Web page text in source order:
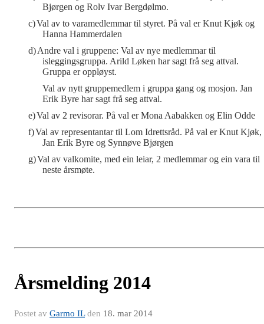
Bjørgen og Rolv Ivar Bergdølmo.
c)Val av to varamedlemmar til styret. På val er Knut Kjøk og
Hanna Hammerdalen
d)Andre val i gruppene: Val av nye medlemmar til
isleggingsgruppa. Arild Løken har sagt frå seg attval.
Gruppa er oppløyst.
Val av nytt gruppemedlem i gruppa gang og mosjon. Jan
Erik Byre har sagt frå seg attval.
e)Val av 2 revisorar. På val er Mona Aabakken og Elin Odde
f)Val av representantar til Lom Idrettsråd. På val er Knut Kjøk,
Jan Erik Byre og Synnøve Bjørgen
g)Val av valkomite, med ein leiar, 2 medlemmar og ein vara til
neste årsmøte.
Årsmelding 2014
Postet av Garmo ILden 18. mar 2014